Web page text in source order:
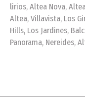
lirios, Altea Nova,
Altea, Villavista, Los
Hills, Los Jardines,
Panorama, Nereides,